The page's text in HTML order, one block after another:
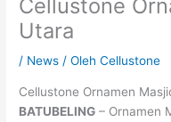
Cellustone
Utara
/ News / OlehCellustone
Cellustone Ornamen
BATUBELING – Ornamen